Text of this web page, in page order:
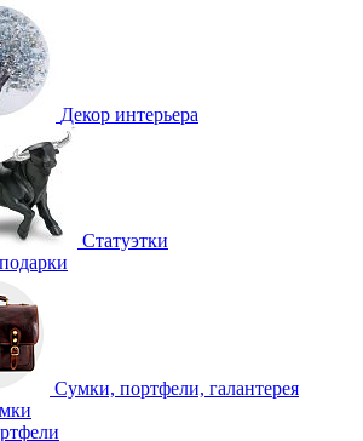
Декор интерьера
Статуэтки
Сумки, портфели, галантерея